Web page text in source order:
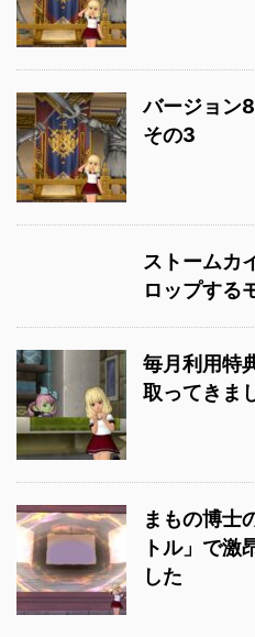
バージョン
その3
ストームカ
ロップする
毎月利用特
取ってきま
まもの博士
トル」で激
した